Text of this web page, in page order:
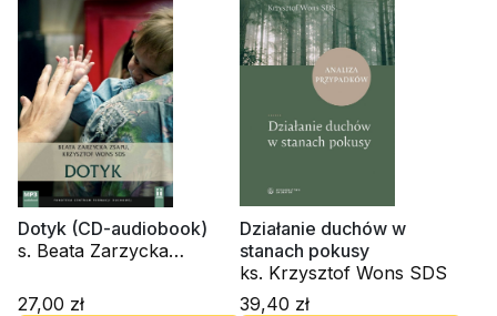
Dotyk (CD-audiobook)
s. Beata Zarzycka
Wons SDS
27,00 zł
Działanie duchów w
stanach pokusy
ks. Krzysztof Wons SDS
39,40 zł